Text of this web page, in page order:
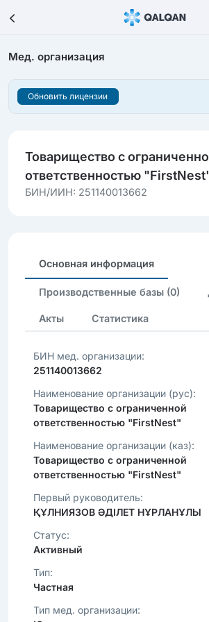
Мед. организация
Обновить лицензии
Товарищество с
ответственностью
БИН/ИИН: 251140013662
Основная информация
Производственные базы (0)
Акты Статистика
БИН мед. организации:
251140013662
Наименование организации (рус):
Товарищество с ограниченной
ответственностью "FirstNest"
Наименование организации (каз):
Товарищество с ограниченной
ответственностью "FirstNest"
Первый руководитель:
ҚҰЛНИЯЗОВ ӘДІЛЕТ НҰРЛАНҰЛЫ
Статус:
Активный
Тип:
Частная
Тип мед. организации: